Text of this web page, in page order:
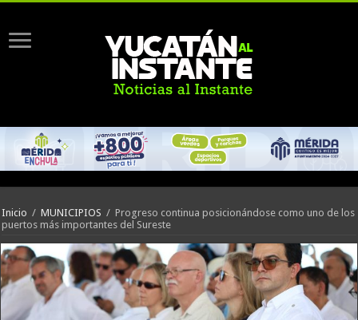
Inicio / MUNICIPIOS / Progreso continua posicionándose como uno de los
puertos más importantes del Sureste